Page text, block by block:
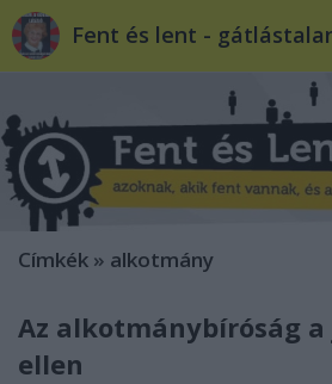
Címkék » alkotmány
Az alkotmánybíróság
ellen